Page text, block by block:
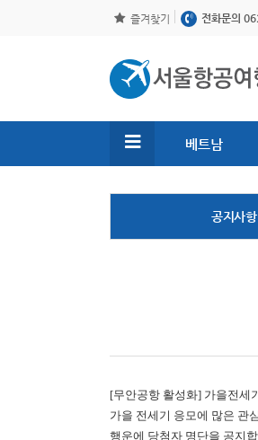
즐겨찾기 전화문의
베트남
공지사항
[무안공항 활성화] 가을전세
가을 전세기 응모에 많은 관
행운에 당첨자 명단을 공지